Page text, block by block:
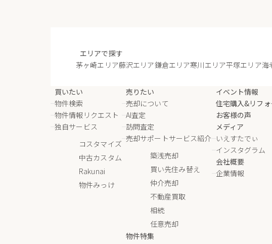
エリアで探す
茅ヶ崎エリア藤沢エリア鎌倉エリア寒川エリア平塚エリア海
買いたい
物件検索
物件情報リクエスト
独自サービス
コスタマイズ
中古カスタム
Rakunai
物件みっけ
売りたい
売却について
AI査定
訪問査定
売却サポートサービス紹介
築浅売却
買い先住み替え
仲介売却
不動産買取
相続
任意売却
物件特集
イベント情報
住宅購入&リフ
お客様の声
メディア
いえすたでぃ
インスタグラム
会社概要
企業情報